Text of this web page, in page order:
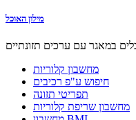
מילון האוכל
מחשבון קלוריות
חיפוש ע"פ רכיבים
תפריטי תזונה
מחשבון שריפת קלוריות